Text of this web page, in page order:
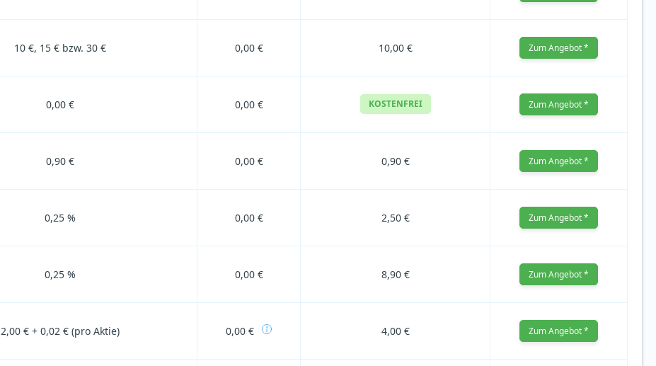
10 €, 15 € bzw. 30 € 0,00 € 10,00 € Zum Angebot *
0,00 € 0,00 € KOSTENFREI Zum Angebot *
0,90 € 0,00 € 0,90 € Zum Angebot *
0,25 % 0,00 € 2,50 € Zum Angebot *
0,25 % 0,00 € 8,90 € Zum Angebot *
2,00 € + 0,02 € (pro Aktie) 0,00 € 4,00 € Zum Angebot *